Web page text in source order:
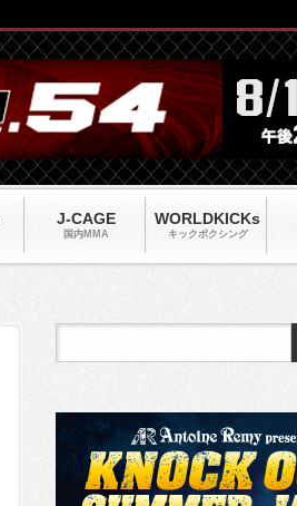
J-CAGE
国内MMA
WORLDKICKs
キックポクシング